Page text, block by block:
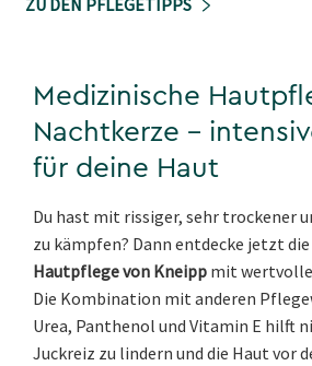
ZU DEN PFLEGETIPPS
Medizinische
Nachtkerze –
für deine Haut
Du hast mit rissiger, sehr trockener
zu kämpfen? Dann entdecke jetzt die
Hautpflege von Kneipp mit
Die Kombination mit anderen
Urea, Panthenol und Vitamin E hilft
Juckreiz zu lindern und die Haut vor